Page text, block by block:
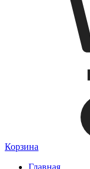
Корзина
Главная